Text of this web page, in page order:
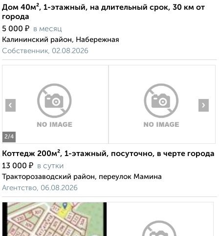
Дом 40м², 1-этажный, на длительный срок, 30 км от
города
5 000 ₽ в месяц
Калининский район, Набережная
Собственник, 02.08.2026
2/4
‹ ›
Коттедж 200м², 1-этажный, посуточно, в черте города
13 000 ₽ в сутки
Тракторозаводский район, переулок Мамина
Агентство, 06.08.2026